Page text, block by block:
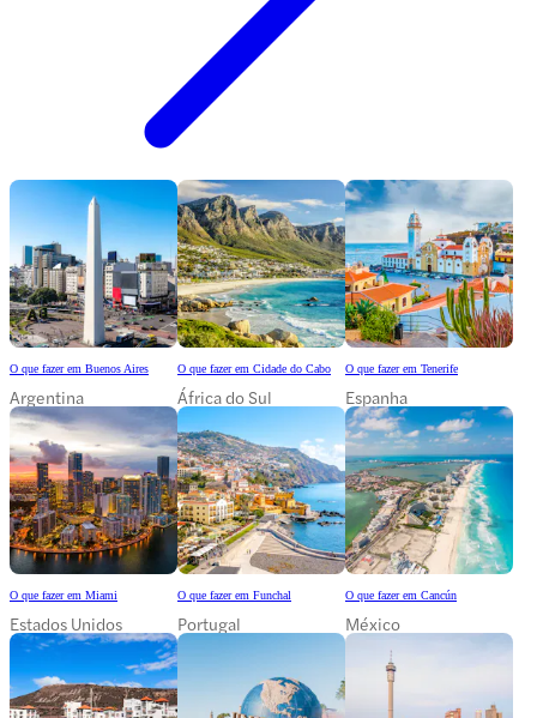
O que fazer em Buenos Aires
Argentina
O que fazer em Cidade do Cabo
África do Sul
O que fazer em Tenerife
Espanha
O que fazer em Miami
Estados Unidos
O que fazer em Funchal
Portugal
O que fazer em Cancún
México